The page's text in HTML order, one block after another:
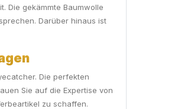
Die gekämmte Baumwolle
Darüber hinaus ist
Die perfekten
Sie auf die Expertise von
zu schaffen.